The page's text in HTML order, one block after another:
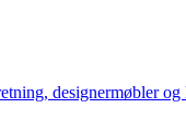
designermøbler